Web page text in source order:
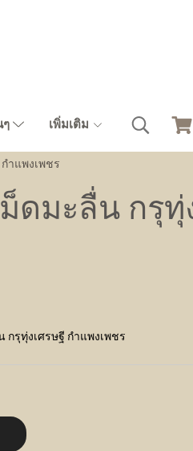
ๆ เพิ่มเติม
ำแพงเพชร
ดมะลื่น กรุทุ่
กรุทุ่งเศรษฐี กำแพงเพชร